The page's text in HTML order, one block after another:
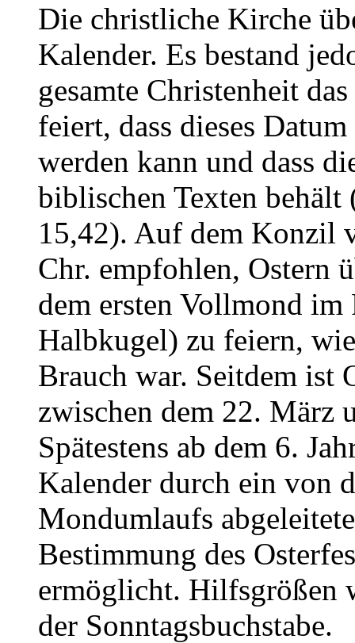
Die christliche Kirche
Kalender. Es bestand
gesamte Christenheit
feiert, dass dieses
werden kann und dass
biblischen Texten
15,42). Auf dem Konzil
Chr. empfohlen, Ostern
dem ersten Vollmond
Halbkugel) zu feiern,
Brauch war. Seitdem ist
zwischen dem 22. März
Spätestens ab dem 6.
Kalender durch ein von
Mondumlaufs
Bestimmung des
ermöglicht. Hilfsgrößen
der Sonntagsbuchstabe.